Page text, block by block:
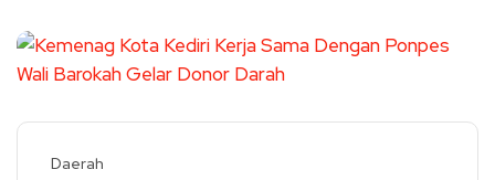
Daerah